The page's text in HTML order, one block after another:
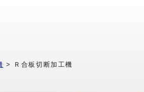
> Ｒ合板切断加工機